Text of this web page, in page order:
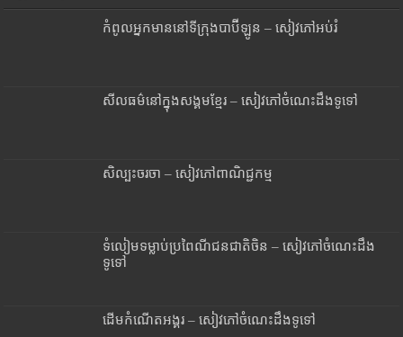
កំពូលអ្នកមាននៅទីក្រុងបាប៊ីឡូន – សៀវភៅអប់រំ
សីលធម៌នៅក្នុងសង្គមខ្មែរ – សៀវភៅចំណេះដឹងទូទៅ
សិល្បះចរចា – សៀវភៅពាណិជ្ជកម្ម
ទំលៀមទម្លាប់ប្រពៃណីជនជាតិចិន – សៀវភៅចំណេះដឹង
ទូទៅ
ដើមកំណើតអង្គរ – សៀវភៅចំណេះដឹងទូទៅ